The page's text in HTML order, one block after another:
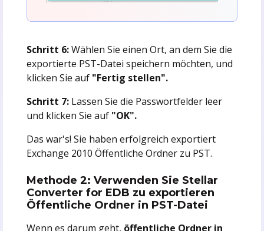
Schritt 6:Wählen Sie einen Ort, an dem Sie die
exportierte PST-Datei speichern möchten, und
klicken Sie auf "Fertig stellen".
Schritt 7: Lassen Sie die Passwortfelder leer
und klicken Sie auf "OK".
Das war's! Sie haben erfolgreich exportiert
Exchange 2010 Öffentliche Ordner zu PST.
Methode 2: Verwenden Sie Stellar
Converter for EDB zu exportieren
Öffentliche Ordner in PST-Datei
Wenn es darum geht, öffentliche Ordner in